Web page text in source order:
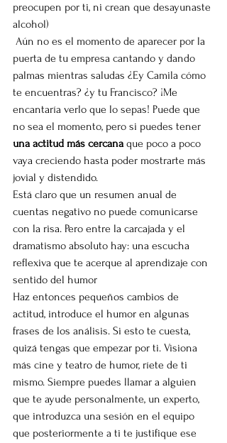
preocupen por ti, ni crean que desayunaste
alcohol)
Aún no es el momento de aparecer por la
puerta de tu empresa cantando y dando
palmas mientras saludas ¿Ey Camila cómo
te encuentras? ¿y tu Francisco? ¡Me
encantaría verlo que lo sepas! Puede que
no sea el momento, pero si puedes tener
una actitud más cercana que poco a poco
vaya creciendo hasta poder mostrarte más
jovial y distendido.
Está claro que un resumen anual de
cuentas negativo no puede comunicarse
con la risa. Pero entre la carcajada y el
dramatismo absoluto hay: una escucha
reflexiva que te acerque al aprendizaje con
sentido del humor
Haz entonces pequeños cambios de
actitud, introduce el humor en algunas
frases de los análisis. Si esto te cuesta,
quizá tengas que empezar por ti. Visiona
más cine y teatro de humor, ríete de ti
mismo. Siempre puedes llamar a alguien
que te ayude personalmente, un experto,
que introduzca una sesión en el equipo
que posteriormente a ti te justifique ese